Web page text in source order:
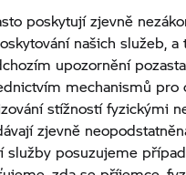
poskytují zjevně
našich služeb,
upozornění
mechanismů pro
stížností fyzickými
zjevně
služby posuzujeme